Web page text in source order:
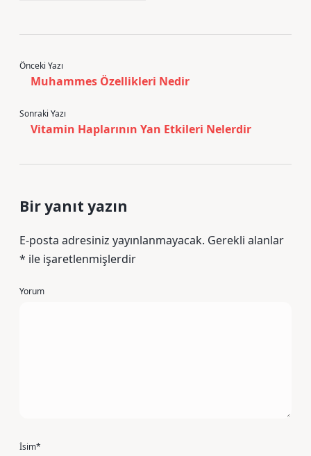
Önceki Yazı
Muhammes Özellikleri Nedir
Sonraki Yazı
Vitamin Haplarının Yan Etkileri Nelerdir
Bir yanıt yazın
E-posta adresiniz yayınlanmayacak. Gerekli alanlar
* ile işaretlenmişlerdir
Yorum
İsim*